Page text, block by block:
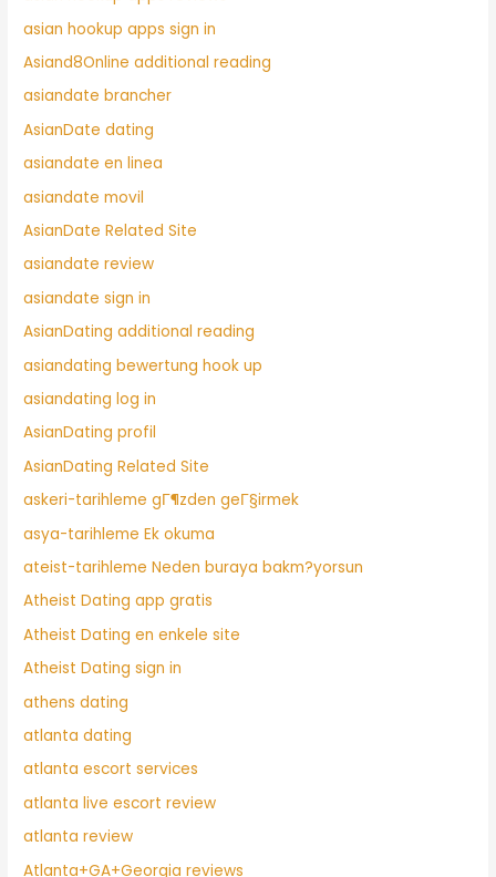
asian hookup apps sign in
Asiand8Online additional reading
asiandate brancher
AsianDate dating
asiandate en linea
asiandate movil
AsianDate Related Site
asiandate review
asiandate sign in
AsianDating additional reading
asiandating bewertung hook up
asiandating log in
AsianDating profil
AsianDating Related Site
askeri-tarihleme gГ¶zden geГ§irmek
asya-tarihleme Ek okuma
ateist-tarihleme Neden buraya bakm?yorsun
Atheist Dating app gratis
Atheist Dating en enkele site
Atheist Dating sign in
athens dating
atlanta dating
atlanta escort services
atlanta live escort review
atlanta review
Atlanta+GA+Georgia reviews